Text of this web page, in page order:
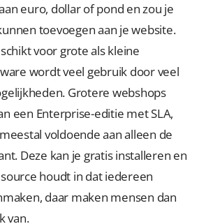
euro, dollar of pond en zou je
toevoegen aan je website.
voor grote als kleine
wordt veel gebruik door veel
Grotere webshops
een Enterprise-editie met SLA,
voldoende aan alleen de
Deze kan je gratis installeren en
houdt in dat iedereen
daar maken mensen dan
van.